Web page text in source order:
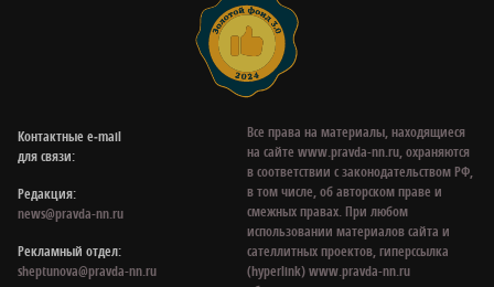
Контактные e‑mail
для связи:
Редакция:
news@pravda-nn.ru
Рекламный отдел:
sheptunova@pravda-nn.ru
Все права на материалы, находящиеся
на сайте www.pravda-nn.ru, охраняются
в соответствии с законодательством РФ,
в том числе, об авторском праве и
смежных правах. При любом
использовании материалов сайта и
сателлитных проектов, гиперссылка
(hyperlink) www.pravda-nn.ru